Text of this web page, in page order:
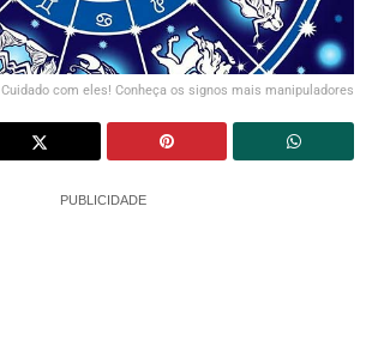
Cuidado com eles! Conheça os signos mais manipuladores
PUBLICIDADE